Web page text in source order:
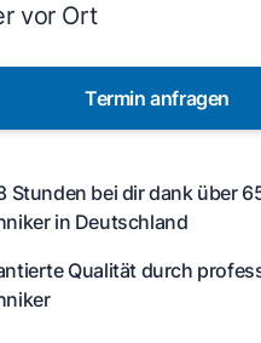
vor Ort
Termin anfragen
Stunden bei dir dank über
in Deutschland
Qualität durch